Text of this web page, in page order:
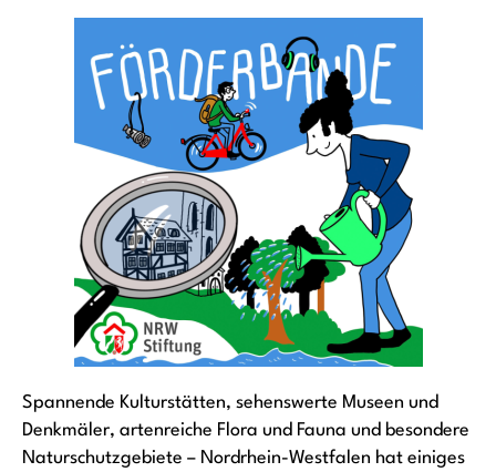
Spannende Kulturstätten, sehenswerte Museen und
Denkmäler, artenreiche Flora und Fauna und besondere
Naturschutzgebiete – Nordrhein-Westfalen hat einiges